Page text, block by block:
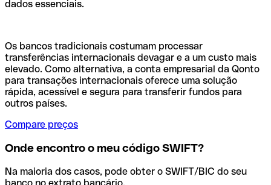
dados essenciais.
Os bancos tradicionais costumam processar
transferências internacionais devagar e a um custo mais
elevado. Como alternativa, a conta empresarial da Qonto
para transações internacionais oferece uma solução
rápida, acessível e segura para transferir fundos para
outros países.
Compare preços
Onde encontro o meu código SWIFT?
Na maioria dos casos, pode obter o SWIFT/BIC do seu